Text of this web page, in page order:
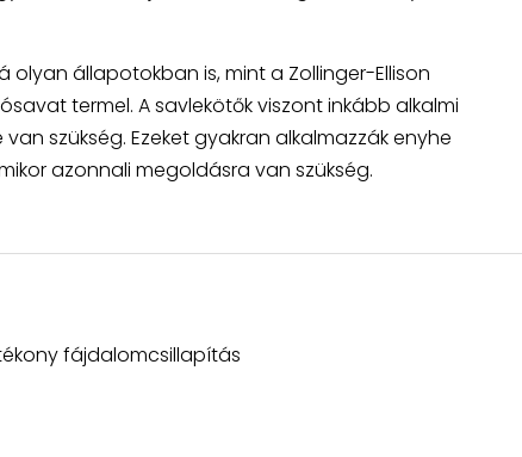
állapotokban is, mint a Zollinger-Ellison
termel. A savlekötők viszont inkább alkalmi
szükség. Ezeket gyakran alkalmazzák enyhe
azonnali megoldásra van szükség.
fájdalomcsillapítás